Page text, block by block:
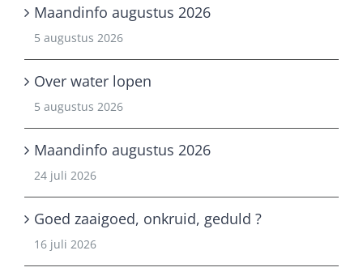
Maandinfo augustus 2026
5 augustus 2026
Over water lopen
5 augustus 2026
Maandinfo augustus 2026
24 juli 2026
Goed zaaigoed, onkruid, geduld ?
16 juli 2026